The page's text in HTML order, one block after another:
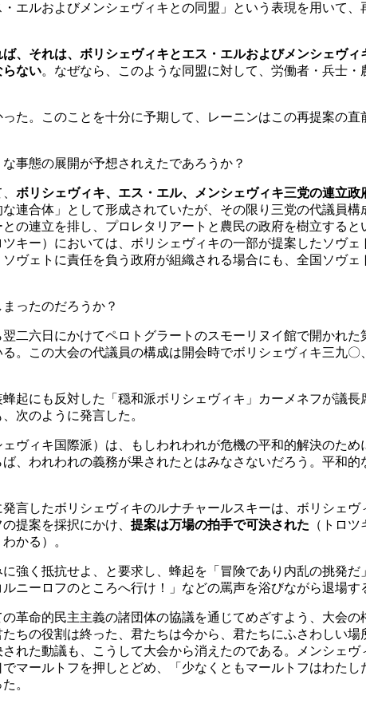
ルおよびメンシェヴィキとの同盟」という表現を用いて、
、それは、ボリシェヴィキとエス・エルおよびメンシェヴ
らない。なぜなら、このような同盟に対して、労働者・兵士
。このことを十分に予期して、レーニンはこの再提案の直
事態の展開が予想されえたであろうか？
ボリシェヴィキ、エス・エル、メンシェヴィキ三党の連立政
連合体」として形成されていたが、その限り三党の代議員
の連立を排し、プロレタリアートと農民の政府を樹立する
キー）においては、ボリシェヴィキの一部が提案したソヴェ
ヴェトに責任を負う政府が組織される場合にも、全国ソヴ
ったのだろうか？
六日にかけてペロトグラートのスモーリヌイ館で開かれ
。この大会の代議員の構成は開会時でボリシェヴィキ三九
にも反対した「穏和派ボリシェヴィキ」カーメネフが議長
次のように発言した。
ィキ国際派）は、もしわれわれが危機の平和的解決のため
、われわれの義務が果されたとはみなさないだろう。平和
したボリシェヴィキのルナチャールスキーは、ボリシェヴ
提案を採択にかけ、 提案は万場の拍手で可決された （トロ
かる）。
く抵抗せよ、と要求し、蜂起を「冒険であり内乱の挑発
ニーロフのところへ行け！」などの罵声を浴びながら退場す
命的民主主義の諸団体の協議を通じてめざすよう、大会の
の役割は終った、君たちは今から、君たちにふさわしい場
れた動議も、こうして大会から消えたのである。メンシェ
マールトフを押しとどめ、「少なくともマールトフはわたし
。